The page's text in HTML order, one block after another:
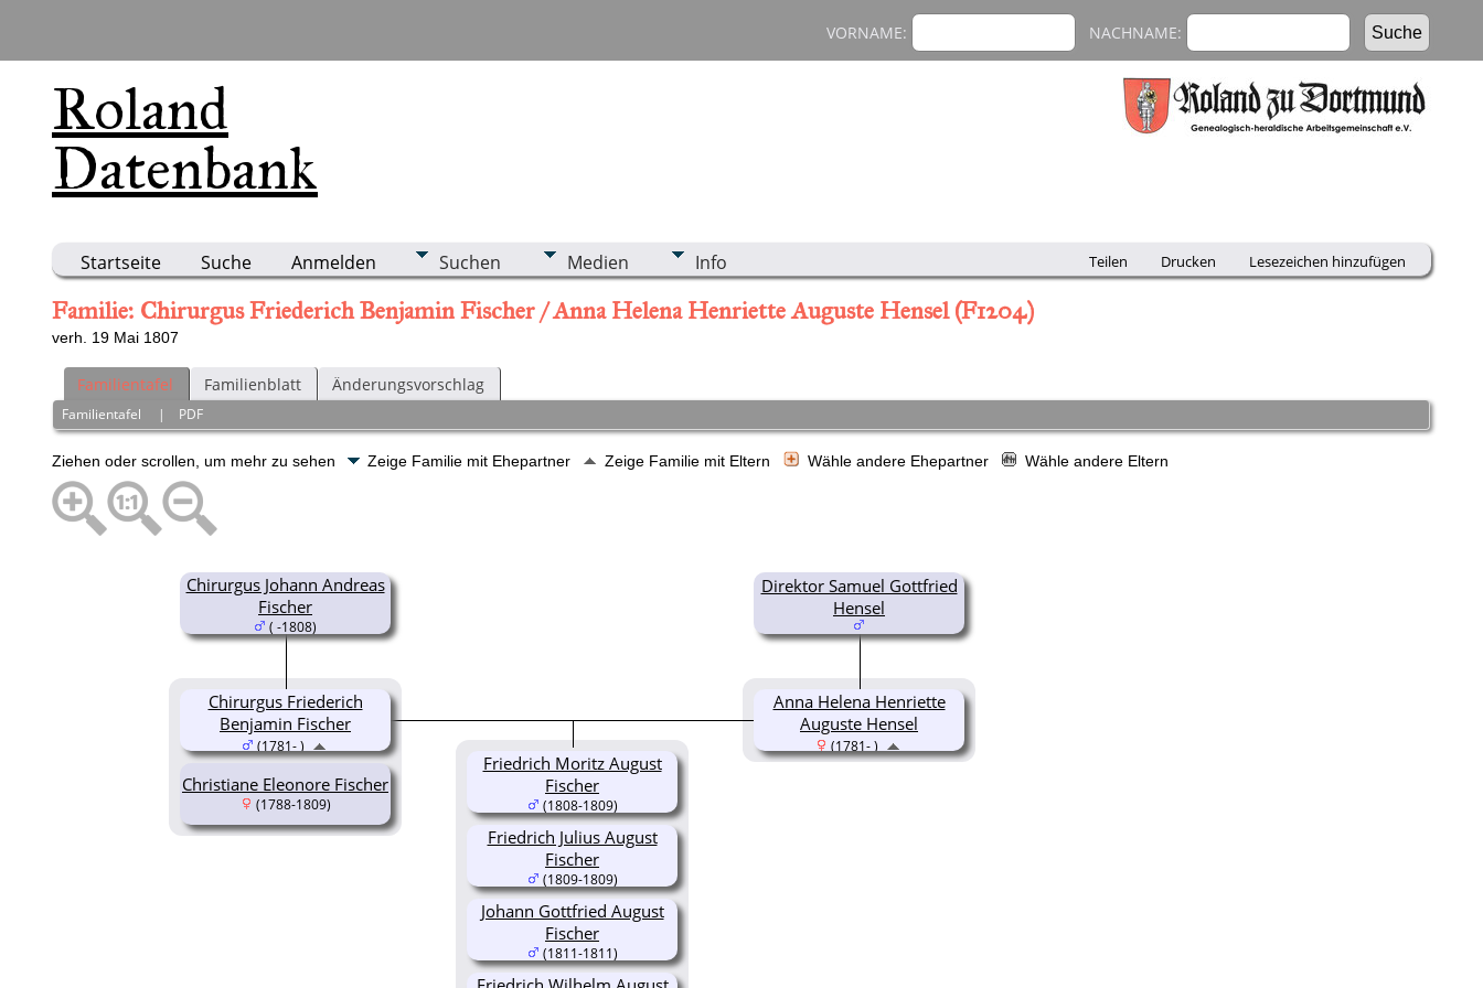
Roland
Datenbank
VORNAME: NACHNAME:
Startseite Suche Anmelden Suchen Medien Info Teilen Drucken Lesezeichen hinzufügen
Familie: Chirurgus Friederich Benjamin Fischer / Anna Helena Henriette Auguste Hensel (F1204)
verh. 19 Mai 1807
Familientafel Familienblatt Änderungsvorschlag
Familientafel | PDF
Ziehen oder scrollen, um mehr zu sehen Zeige Familie mit Ehepartner Zeige Familie mit Eltern Wähle andere Ehepartner Wähle andere Eltern
Chirurgus Johann Andreas
Fischer
( -1808)
Christiane Eleonore Fischer
(1788-1809)
Direktor Samuel Gottfried
Hensel
Chirurgus Friederich
Benjamin Fischer
(1781- )
Anna Helena Henriette
Auguste Hensel
(1781- )
Friedrich Moritz August
Fischer
(1808-1809)
Friedrich Julius August
Fischer
(1809-1809)
Johann Gottfried August
Fischer
(1811-1811)